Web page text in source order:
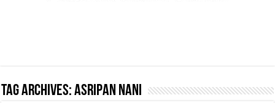
Tag Archives:Asripan Nani